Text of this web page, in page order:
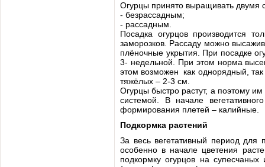
Огурцы принято выращивать двумя
- безрассадным;
- рассадным.
Посадка огурцов производится
заморозков. Рассаду можно
плёночные укрытия. При посадке
3- недельной. При этом норма
этом возможен как однорядный,
тяжёлых – 2-3 см.
Огурцы быстро растут, а поэтому
системой. В начале
формирования плетей – калийные.
Подкормка растений
За весь вегетативный период для
особенно в начале цветения
подкормку огурцов на